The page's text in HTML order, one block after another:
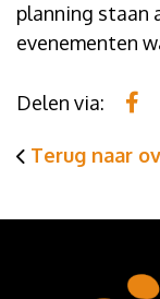
planning staan
evenementen
Delen via:
Terug naar